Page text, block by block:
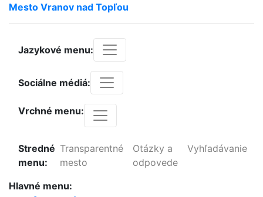
Mesto Vranov nad Topľou
Jazykové menu:
Sociálne médiá:
Vrchné menu:
Stredné
menu:
Transparentné
mesto
Otázky a
odpovede
Vyhľadávanie
Hlavné menu: